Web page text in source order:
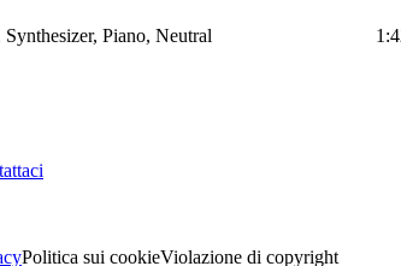
Piano, Neutral
Politica sui cookieViolazione di copyright